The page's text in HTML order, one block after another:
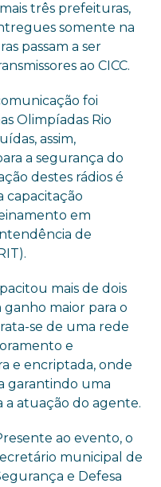
três prefeituras,
somente na
passam a ser
ao CICC.
foi
Olimpíadas Rio
assim,
a segurança do
destes rádios é
capacitação
em
de
mais de dois
maior para o
se de uma rede
e
e encriptada, onde
garantindo uma
atuação do agente.
ao evento, o
municipal de
e Defesa